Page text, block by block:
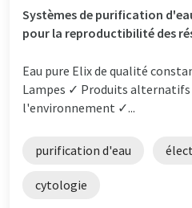
Systèmes de purification
pour la reproductibilité des
Eau pure Elix de qualité
Lampes ✓ Produits alternatifs
l'environnement ✓...
purification d'eau
cytologie